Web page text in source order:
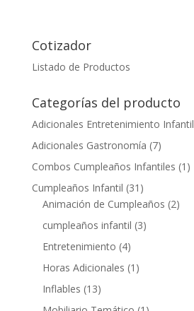
Cotizador
Listado de Productos
Categorías del producto
Adicionales Entretenimiento Infantil
Adicionales Gastronomía (7)
Combos Cumpleaños Infantiles (1)
Cumpleaños Infantil (31)
Animación de Cumpleaños (2)
cumpleaños infantil (3)
Entretenimiento (4)
Horas Adicionales (1)
Inflables (13)